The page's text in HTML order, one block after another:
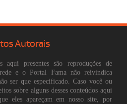
Autorais
aqui presentes são reproduções de
e o Portal Fama não reivindica
ser que especificado. Caso você ou
sobre alguns desses conteúdos aqui
eles apareçam em nosso site, por